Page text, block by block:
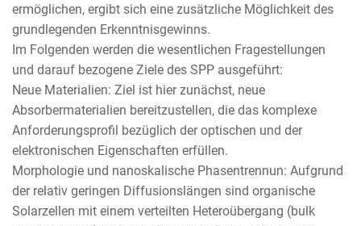
ermöglichen, ergibt sich eine zusätzliche Möglichkeit des
grundlegenden Erkenntnisgewinns.
Im Folgenden werden die wesentlichen Fragestellungen
und darauf bezogene Ziele des SPP ausgeführt:
Neue Materialien: Ziel ist hier zunächst, neue
Absorbermaterialien bereitzustellen, die das komplexe
Anforderungsprofil bezüglich der optischen und der
elektronischen Eigenschaften erfüllen.
Morphologie und nanoskalische Phasentrennun: Aufgrund
der relativ geringen Diffusionslängen sind organische
Solarzellen mit einem verteilten Heteroübergang (bulk